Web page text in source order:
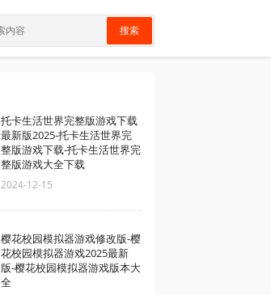
搜索
托卡生活世界完整版游戏下载
最新版2025-托卡生活世界完
整版游戏下载-托卡生活世界完
整版游戏大全下载
2024-12-15
樱花校园模拟器游戏修改版-樱
花校园模拟器游戏2025最新
版-樱花校园模拟器游戏版本大
全